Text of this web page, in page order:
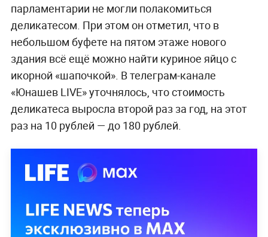
парламентарии не могли полакомиться
деликатесом. При этом он отметил, что в
небольшом буфете на пятом этаже нового
здания всё ещё можно найти куриное яйцо с
икорной «шапочкой». В телеграм-канале
«Юнашев LIVE» уточнялось, что стоимость
деликатеса выросла второй раз за год, на этот
раз на 10 рублей — до 180 рублей.